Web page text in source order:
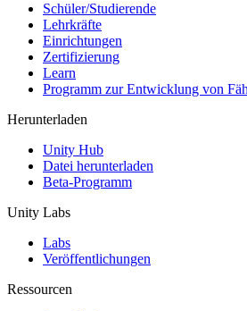
Schüler/Studierende
Lehrkräfte
Einrichtungen
Zertifizierung
Learn
Programm zur Entwicklung von
Herunterladen
Unity Hub
Datei herunterladen
Beta-Programm
Unity Labs
Labs
Veröffentlichungen
Ressourcen